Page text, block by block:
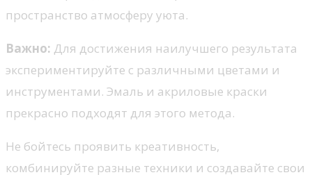
пространство атмосферу уюта.
Важно: Для достижения наилучшего результата
экспериментируйте с различными цветами и
инструментами. Эмаль и акриловые краски
прекрасно подходят для этого метода.
Не бойтесь проявить креативность,
комбинируйте разные техники и создавайте свои